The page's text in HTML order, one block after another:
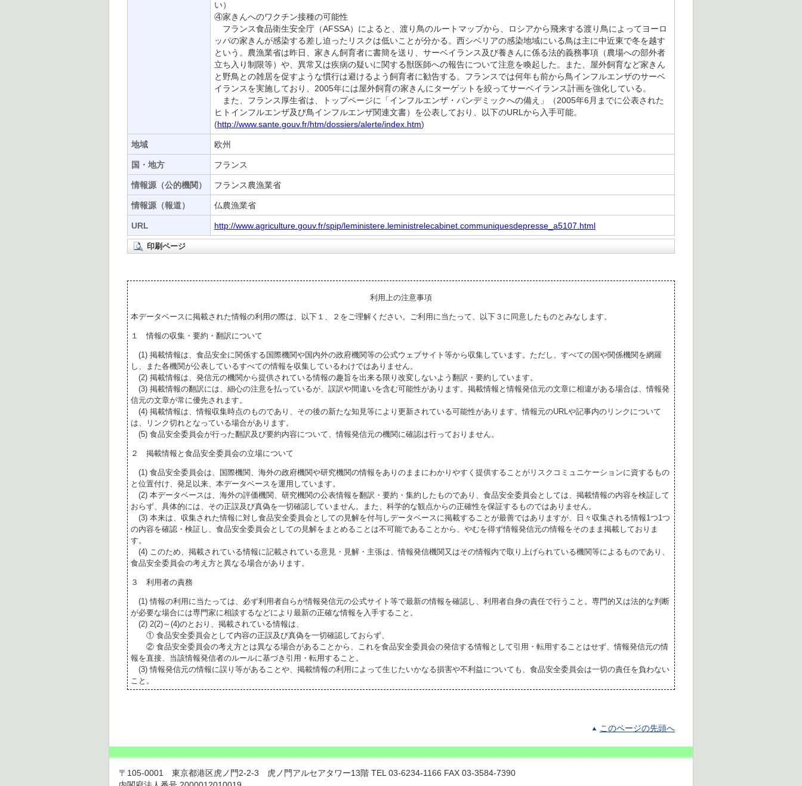
い）
④家きんへのワクチン接種の可能性
フランス食品衛生安全庁（AFSSA）によると、渡り鳥のルートマップから、ロシアから飛来する渡り鳥によってヨーロ
ッパの家きんが感染する差し迫ったリスクは低いことが分かる。西シベリアの感染地域にいる鳥は主に中近東で冬を越す
という。農漁業省は昨日、家きん飼育者に書簡を送り、サーベイランス及び養きんに係る法的義務事項（農場への部外者
立ち入り制限等）や、異常又は疾病の疑いに関する獣医師への報告について注意を喚起した。また、屋外飼育など家きん
と野鳥との雑居を促すような慣行は避けるよう飼育者に勧告する。フランスでは何年も前から鳥インフルエンザのサーベ
イランスを実施しており、2005年には屋外飼育の家きんにターゲットを絞ってサーベイランス計画を強化している。
また、フランス厚生省は、トップページに「インフルエンザ・パンデミックへの備え」（2005年6月までに公表された
ヒトインフルエンザ及び鳥インフルエンザ関連文書）を公表しており、以下のURLから入手可能。
(http://www.sante.gouv.fr/htm/dossiers/alerte/index.htm)
地域 欧州
国・地方 フランス
情報源（公的機関） フランス農漁業省
情報源（報道） 仏農漁業省
URL http://www.agriculture.gouv.fr/spip/leministere.leministrelecabinet.communiquesdepresse_a5107.html
印刷ページ
利用上の注意事項
本データベースに掲載された情報の利用の際は、以下１、２をご理解ください。ご利用に当たって、以下３に同意したものとみなします。
１ 情報の収集・要約・翻訳について
(1) 掲載情報は、食品安全に関係する国際機関や国内外の政府機関等の公式ウェブサイト等から収集しています。ただし、すべての国や関係機関を網羅
し、また各機関が公表しているすべての情報を収集しているわけではありません。
(2) 掲載情報は、発信元の機関から提供されている情報の趣旨を出来る限り改変しないよう翻訳・要約しています。
(3) 掲載情報の翻訳には、細心の注意を払っているが、誤訳や間違いを含む可能性があります。掲載情報と情報発信元の文章に相違がある場合は、情報発
信元の文章が常に優先されます。
(4) 掲載情報は、情報収集時点のものであり、その後の新たな知見等により更新されている可能性があります。情報元のURLや記事内のリンクについて
は、リンク切れとなっている場合があります。
(5) 食品安全委員会が行った翻訳及び要約内容について、情報発信元の機関に確認は行っておりません。
２ 掲載情報と食品安全委員会の立場について
(1) 食品安全委員会は、国際機関、海外の政府機関や研究機関の情報をありのままにわかりやすく提供することがリスクコミュニケーションに資するもの
と位置付け、発足以来、本データベースを運用しています。
(2) 本データベースは、海外の評価機関、研究機関の公表情報を翻訳・要約・集約したものであり、食品安全委員会としては、掲載情報の内容を検証して
おらず、具体的には、その正誤及び真偽を一切確認していません。また、科学的な観点からの正確性を保証するものではありません。
(3) 本来は、収集された情報に対し食品安全委員会としての見解を付与しデータベースに掲載することが最善ではありますが、日々収集される情報1つ1つ
の内容を確認・検証し、食品安全委員会としての見解をまとめることは不可能であることから、やむを得ず情報発信元の情報をそのまま掲載しておりま
す。
(4) このため、掲載されている情報に記載されている意見・見解・主張は、情報発信機関又はその情報内で取り上げられている機関等によるものであり、
食品安全委員会の考え方と異なる場合があります。
３ 利用者の責務
(1) 情報の利用に当たっては、必ず利用者自らが情報発信元の公式サイト等で最新の情報を確認し、利用者自身の責任で行うこと。専門的又は法的な判断
が必要な場合には専門家に相談するなどにより最新の正確な情報を入手すること。
(2) 2(2)～(4)のとおり、掲載されている情報は、
① 食品安全委員会として内容の正誤及び真偽を一切確認しておらず、
② 食品安全委員会の考え方とは異なる場合があることから、これを食品安全委員会の発信する情報として引用・転用することはせず、情報発信元の情
報を直接、当該情報発信者のルールに基づき引用・転用すること。
(3) 情報発信元の情報に誤り等があることや、掲載情報の利用によって生じたいかなる損害や不利益についても、食品安全委員会は一切の責任を負わない
こと。
このページの先頭へ
〒105-0001 東京都港区虎ノ門2-2-3 虎ノ門アルセアタワー13階 TEL 03-6234-1166 FAX 03-3584-7390